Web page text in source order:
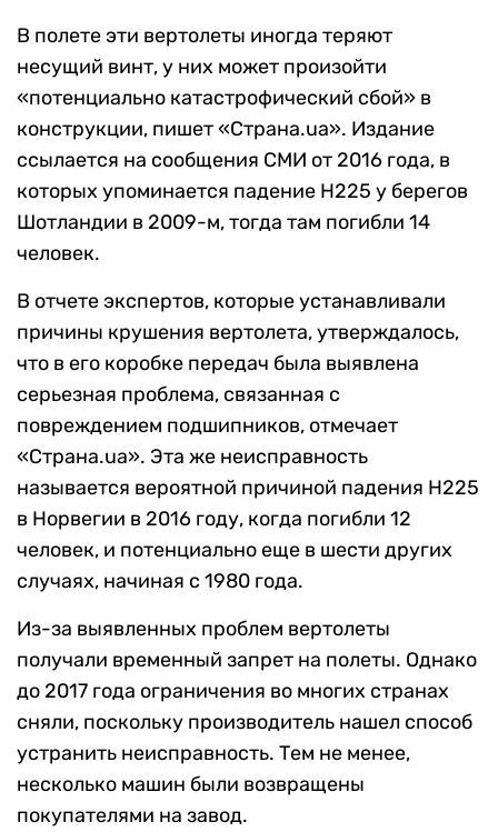
В полете эти вертолеты иногда теряют
несущий винт, у них может произойти
«потенциально катастрофический сбой» в
конструкции, пишет «Страна.ua». Издание
ссылается на сообщения СМИ от 2016 года, в
которых упоминается падение Н225 у берегов
Шотландии в 2009-м, тогда там погибли 14
человек.
В отчете экспертов, которые устанавливали
причины крушения вертолета, утверждалось,
что в его коробке передач была выявлена
серьезная проблема, связанная с
повреждением подшипников, отмечает
«Страна.ua». Эта же неисправность
называется вероятной причиной падения H225
в Норвегии в 2016 году, когда погибли 12
человек, и потенциально еще в шести других
случаях, начиная с 1980 года.
Из-за выявленных проблем вертолеты
получали временный запрет на полеты. Однако
до 2017 года ограничения во многих странах
сняли, поскольку производитель нашел способ
устранить неисправность. Тем не менее,
несколько машин были возвращены
покупателями на завод.